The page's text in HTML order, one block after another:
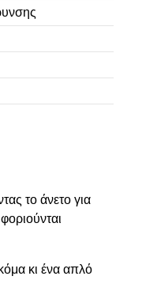
το άνετο για
κι ένα απλό